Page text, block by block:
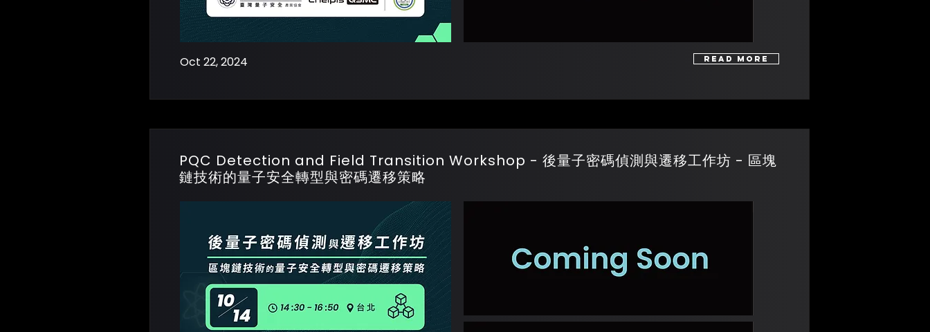
Oct 22, 2024 Read More
PQC Detection and Field Transition Workshop - 後量子密碼偵測與遷移工作坊 - 區塊
鏈技術的量子安全轉型與密碼遷移策略